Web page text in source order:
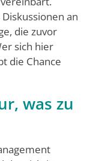
an
die zuvor
sich hier
die Chance
was zu